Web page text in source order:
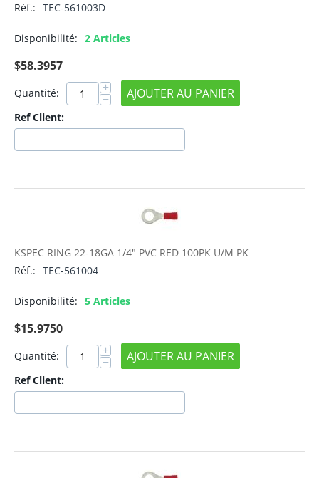
Réf.: TEC-561003D
Disponibilité: 2 Articles
$58.3957
Quantité: +
− AJOUTER AU PANIER
Ref Client:
KSPEC RING 22-18GA 1/4" PVC RED 100PK U/M PK
Réf.: TEC-561004
Disponibilité: 5 Articles
$15.9750
Quantité: +
− AJOUTER AU PANIER
Ref Client: